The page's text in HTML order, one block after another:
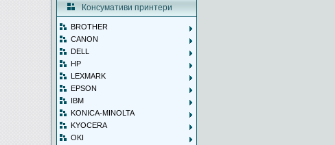
Консумативи принтери
BROTHER
CANON
DELL
HP
LEXMARK
EPSON
IBM
KONICA-MINOLTA
KYOCERA
OKI